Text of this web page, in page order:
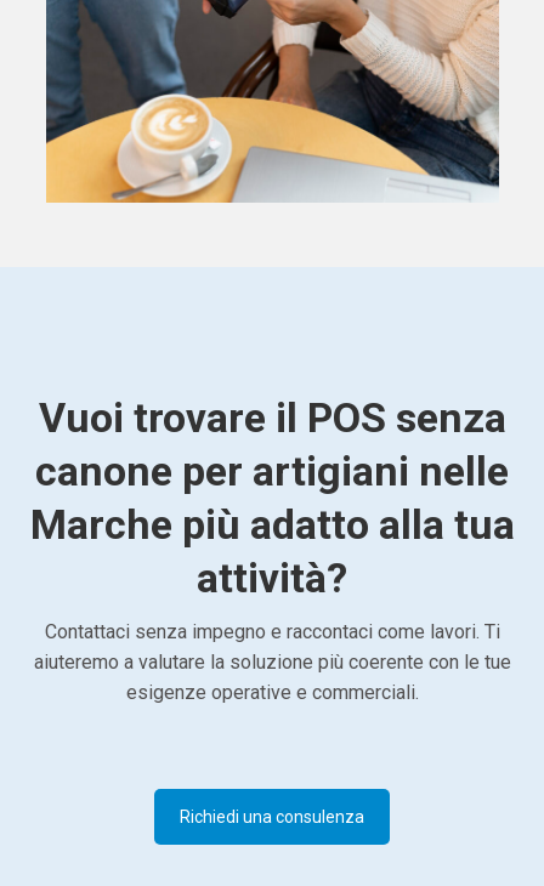
Vuoi trovare il POS senza
canone per artigiani nelle
Marche più adatto alla tua
attività?
Contattaci senza impegno e raccontaci come lavori. Ti
aiuteremo a valutare la soluzione più coerente con le tue
esigenze operative e commerciali.
Richiedi una consulenza